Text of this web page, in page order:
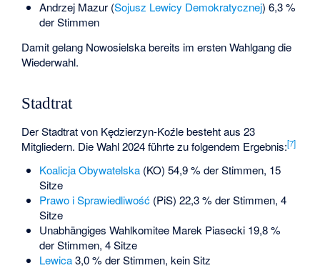
Andrzej Mazur (Sojusz Lewicy Demokratycznej) 6,3 %
der Stimmen
Damit gelang Nowosielska bereits im ersten Wahlgang die
Wiederwahl.
Stadtrat
Der Stadtrat von Kędzierzyn-Koźle besteht aus 23
Mitgliedern. Die Wahl 2024 führte zu folgendem Ergebnis:[7]
Koalicja Obywatelska(KO) 54,9 % der Stimmen, 15
Sitze
Prawo i Sprawiedliwość(PiS) 22,3 % der Stimmen, 4
Sitze
Unabhängiges Wahlkomitee Marek Piasecki 19,8 %
der Stimmen, 4 Sitze
Lewica3,0 % der Stimmen, kein Sitz